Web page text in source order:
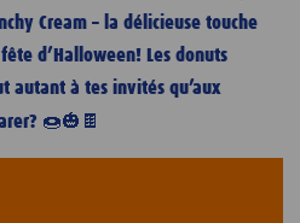
Cream – la délicieuse touche
d’Halloween! Les donuts
autant à tes invités qu’aux
🍩🎃🍫